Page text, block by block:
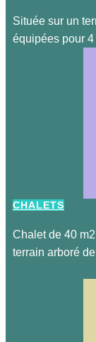
Située sur un
équipées pour
CHALETS
Chalet de 40
terrain arboré